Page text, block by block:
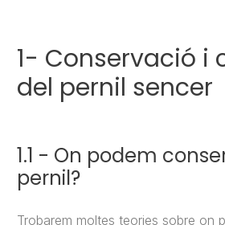
1- Conservació i
del pernil sencer
1.1 - On podem
pernil?
Trobarem moltes teories sobre on